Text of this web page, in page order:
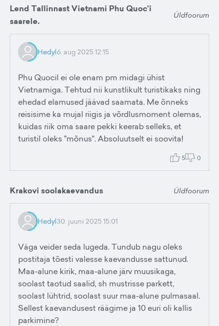
Lend Tallinnast Vietnami Phu Quoc'i
saarele.
Üldfoorum
Hedyl6. aug 2025 12:15
Phu Quocil ei ole enam pm midagi ühist
Vietnamiga. Tehtud nii kunstlikult turistikaks ning
ehedad elamused jäävad saamata. Me õnneks
reisisime ka mujal riigis ja võrdlusmoment olemas,
kuidas riik oma saare pekki keerab selleks, et
turistil oleks "mõnus". Absoluutselt ei soovita!
5 0
Krakovi soolakaevandus Üldfoorum
Hedyl30. juuni 2025 15:01
Väga veider seda lugeda. Tundub nagu oleks
postitaja tõesti valesse kaevandusse sattunud.
Maa-alune kirik, maa-alune järv muusikaga,
soolast taotud saalid, sh mustrisse parkett,
soolast lühtrid, soolast suur maa-alune pulmasaal.
Sellest kaevandusest räägime ja 10 euri oli kallis
parkimine?